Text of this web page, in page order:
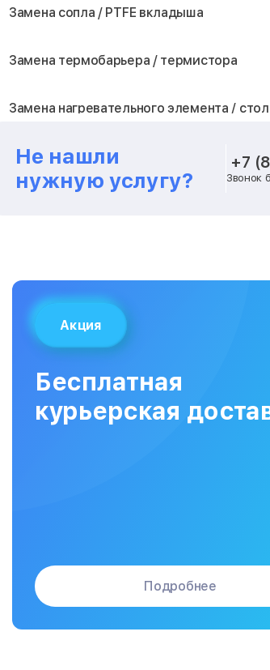
Замена сопла / PTFE вкладыша
Замена термобарьера / термистора
Замена нагревательного элемента /
Замена блока питания
Замена платы лазерного модуля
Замена материнской платы
Сборка / разборка принтера
Не нашли
нужную услугу?
+7
Звонок
Акция
Бесплатная
курьерская
Подробнее